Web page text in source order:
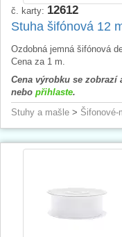
č. karty: 12612
Stuha šifónová 12
Ozdobná jemná šifónová
Cena za 1 m.
Cena výrobku se
nebo přihlaste.
Stuhy a mašle > Šifonové-